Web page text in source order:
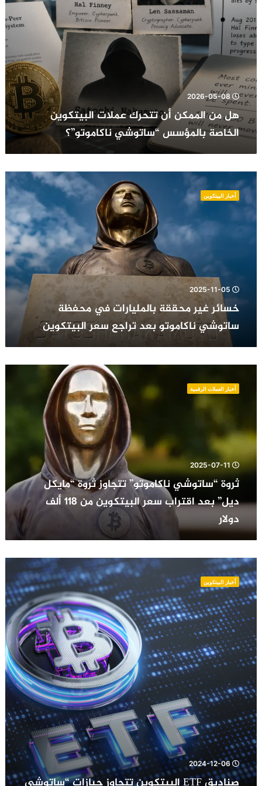
“ساتوشي
ناكاموتو”؟
2026-05-08
هل من الممكن أن تتحرك عملات البيتكوين
الخاصة بالمؤسس “ساتوشي ناكاموتو”؟
خسائر
غير
محققة
البيتكوين
أخبار البيتكوين
2025-11-05
خسائر غير محققة بالمليارات في محفظة
ساتوشي ناكاموتو بعد تراجع سعر البيتكوين
“ساتوشي
ناكاموتو”
“مايكل
بعد
اقتراب
من
ألف
دولار
أخبار العملات الرقمية
2025-07-11
ثروة “ساتوشي ناكاموتو” تتجاوز ثروة “مايكل
ديل” بعد اقتراب سعر البيتكوين من 118 ألف
دولار
صناديق
ETF
البيتكوين
تتجاوز
حيازات
“ساتوشي
ناكاموتو”
وتصبح
أكبر
حامل
للبيتكوين
أخبار البيتكوين
2024-12-06